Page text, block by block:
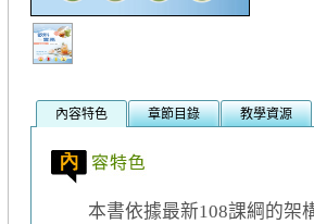
內容特色 章節目錄 教學資源
本書依據最新108課綱的架